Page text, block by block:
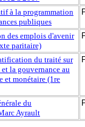
à la programmation
publiques
des emplois d'avenir
paritaire)
du traité sur
la gouvernance au
et monétaire (1re
du
Ayrault